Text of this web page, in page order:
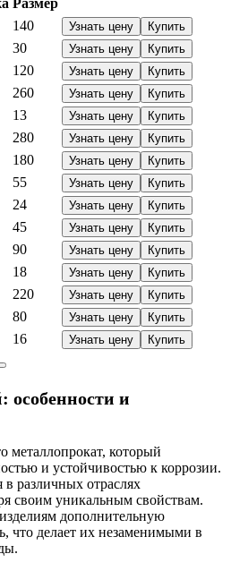
Размер
140 Узнать цену Купить
30 Узнать цену Купить
120 Узнать цену Купить
260 Узнать цену Купить
13 Узнать цену Купить
280 Узнать цену Купить
180 Узнать цену Купить
55 Узнать цену Купить
24 Узнать цену Купить
45 Узнать цену Купить
90 Узнать цену Купить
18 Узнать цену Купить
220 Узнать цену Купить
80 Узнать цену Купить
16 Узнать цену
Купить
особенности и
который
и устойчивостью к коррозии.
различных отраслях
своим уникальным свойствам.
дополнительную
что делает их незаменимыми в